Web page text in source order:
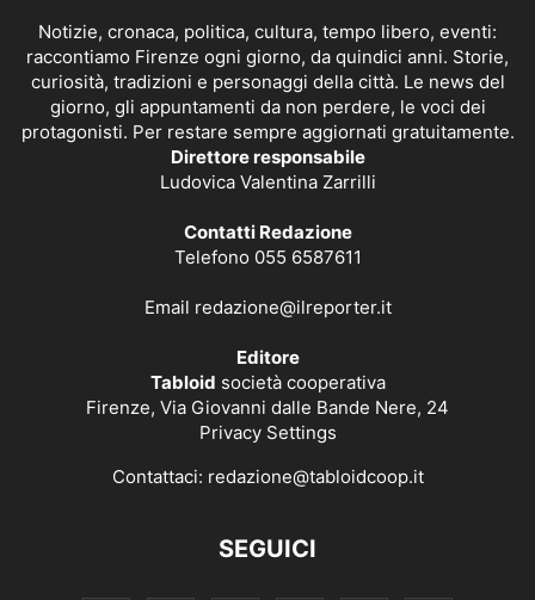
Notizie, cronaca, politica, cultura, tempo libero, eventi:
raccontiamo Firenze ogni giorno, da quindici anni. Storie,
curiosità, tradizioni e personaggi della città. Le news del
giorno, gli appuntamenti da non perdere, le voci dei
protagonisti. Per restare sempre aggiornati gratuitamente.
Direttore responsabile
Ludovica Valentina Zarrilli
Contatti Redazione
Telefono 055 6587611
Email redazione@ilreporter.it
Editore
Tabloid società cooperativa
Firenze, Via Giovanni dalle Bande Nere, 24
Privacy Settings
Contattaci: redazione@tabloidcoop.it
SEGUICI